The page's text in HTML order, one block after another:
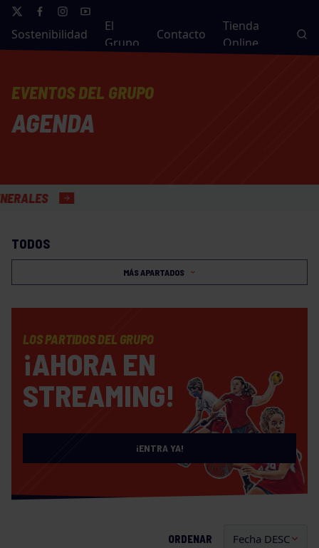
Sostenibilidad
El
Grupo
Contacto
Tienda
Online
EVENTOS DEL GRUPO
AGENDA
TODOS
MÁS APARTADOS
LOS PARTIDOS DEL GRUPO
¡AHORA EN
STREAMING!
¡ENTRA YA!
ORDENAR